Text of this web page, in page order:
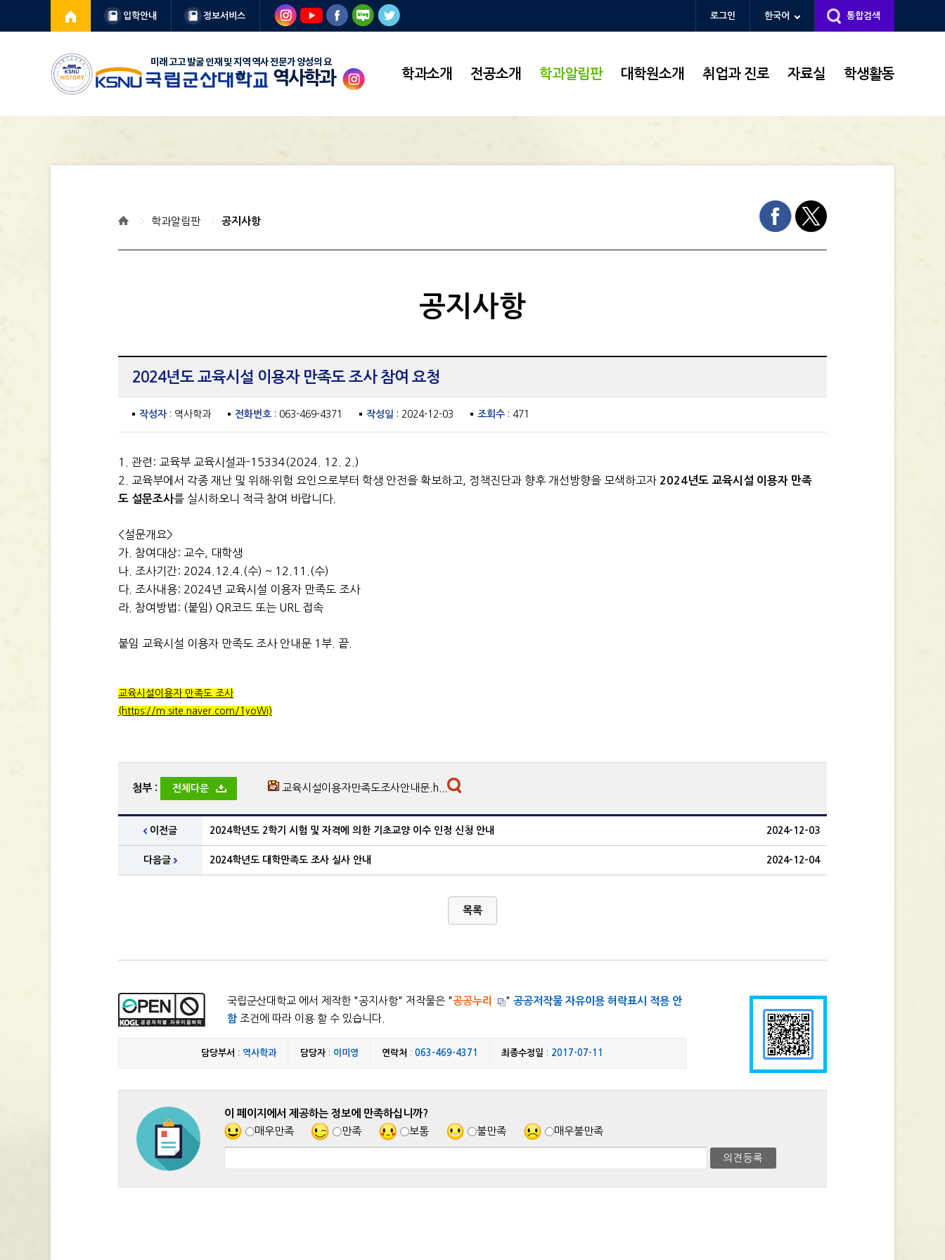
입학안내 정보서비스 로그인 한국어 통합검색
역사학과 학과소개 전공소개 학과알림판 대학원소개 취업과 진로 자료실 학생활동
학과알림판 공지사항
공지사항
2024년도 교육시설 이용자 만족도 조사 참여 요청
작성자 : 역사학과 전화번호 : 063-469-4371 작성일 : 2024-12-03 조회수 : 471
1. 관련: 교육부 교육시설과-15334(2024. 12. 2.)
2. 교육부에서 각종 재난 및 위해·위험 요인으로부터 학생 안전을 확보하고, 정책진단과 향후 개선방향을 모색하고자 2024년도 교육시설 이용자 만족
도 설문조사를 실시하오니 적극 참여 바랍니다.
<설문개요>
가. 참여대상: 교수, 대학생
나. 조사기간: 2024.12.4.(수) ~ 12.11.(수)
다. 조사내용: 2024년 교육시설 이용자 만족도 조사
라. 참여방법: (붙임) QR코드 또는 URL 접속
붙임 교육시설 이용자 만족도 조사 안내문 1부. 끝.
교육시설이용자 만족도 조사
(https://m.site.naver.com/1yoWi)
첨부 : 전체다운 교육시설이용자만족도조사안내문.h...
이전글 2024학년도 2학기 시험 및 자격에 의한 기초교양 이수 인정 신청 안내 2024-12-03
다음글 2024학년도 대학만족도 조사 실사 안내 2024-12-04
목록
국립군산대학교 에서 제작한 "공지사항" 저작물은 "공공누리 " 공공저작물 자유이용 허락표시 적용 안
함조건에 따라 이용 할 수 있습니다.
담당부서 : 역사학과 담당자: 이미영 연락처 : 063-469-4371 최종수정일 : 2017-07-11
이 페이지에서 제공하는 정보에 만족하십니까?
매우만족
만족 보통 불만족 매우불만족